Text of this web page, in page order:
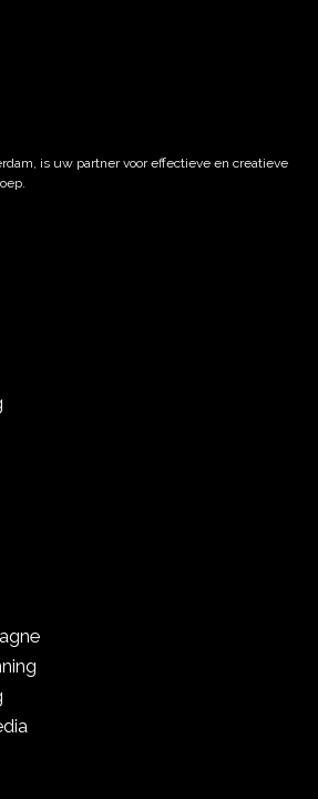
is uw partner voor effectieve en creatieve